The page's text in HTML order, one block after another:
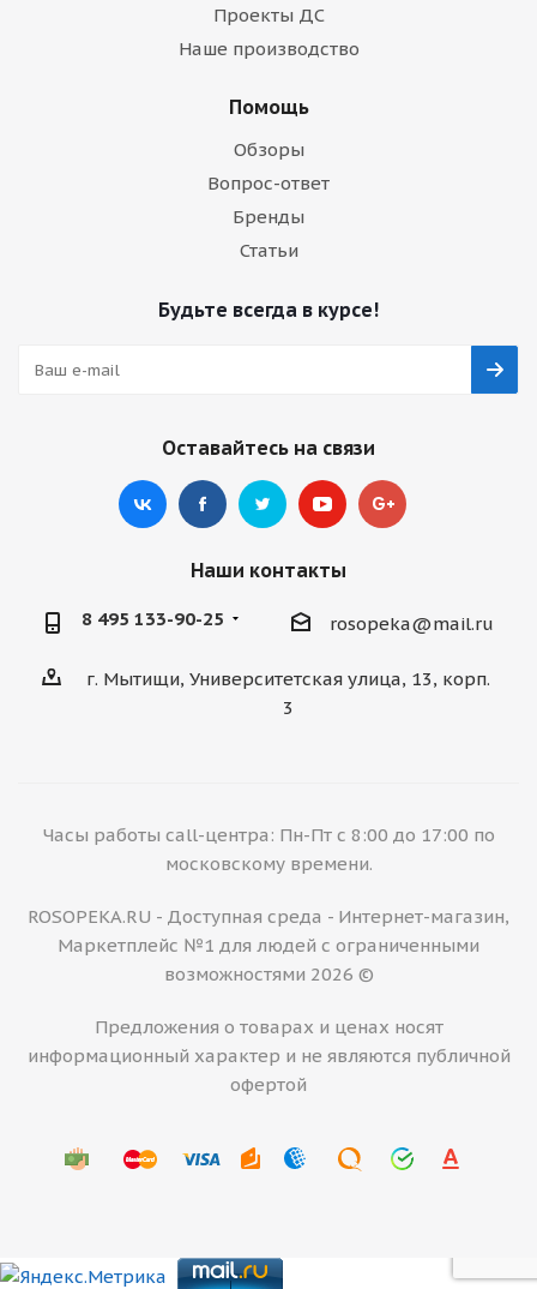
Проекты ДС
Наше производство
Помощь
Обзоры
Вопрос-ответ
Бренды
Статьи
Будьте всегда в курсе!
Оставайтесь на связи
Наши контакты
8 495 133-90-25 rosopeka@mail.ru
г. Мытищи, Университетская улица, 13, корп.
3
Часы работы call-центра: Пн-Пт с 8:00 до 17:00 по
московскому времени.
ROSOPEKA.RU - Доступная среда - Интернет-магазин,
Маркетплейс №1 для людей с ограниченными
возможностями 2026 ©
Предложения о товарах и ценах носят
информационный характер и не являются публичной
офертой